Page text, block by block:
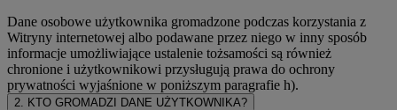
Dane osobowe użytkownika gromadzone podczas korzystania z
Witryny internetowej albo podawane przez niego w inny sposób
informacje umożliwiające ustalenie tożsamości są również
chronione i użytkownikowi przysługują prawa do ochrony
prywatności wyjaśnione w poniższym paragrafie h).
2. KTO GROMADZI DANE UŻYTKOWNIKA?